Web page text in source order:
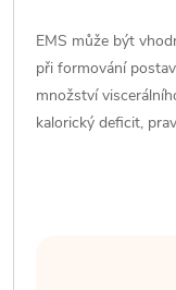
EMS může být
při formování
množství
kalorický deficit,